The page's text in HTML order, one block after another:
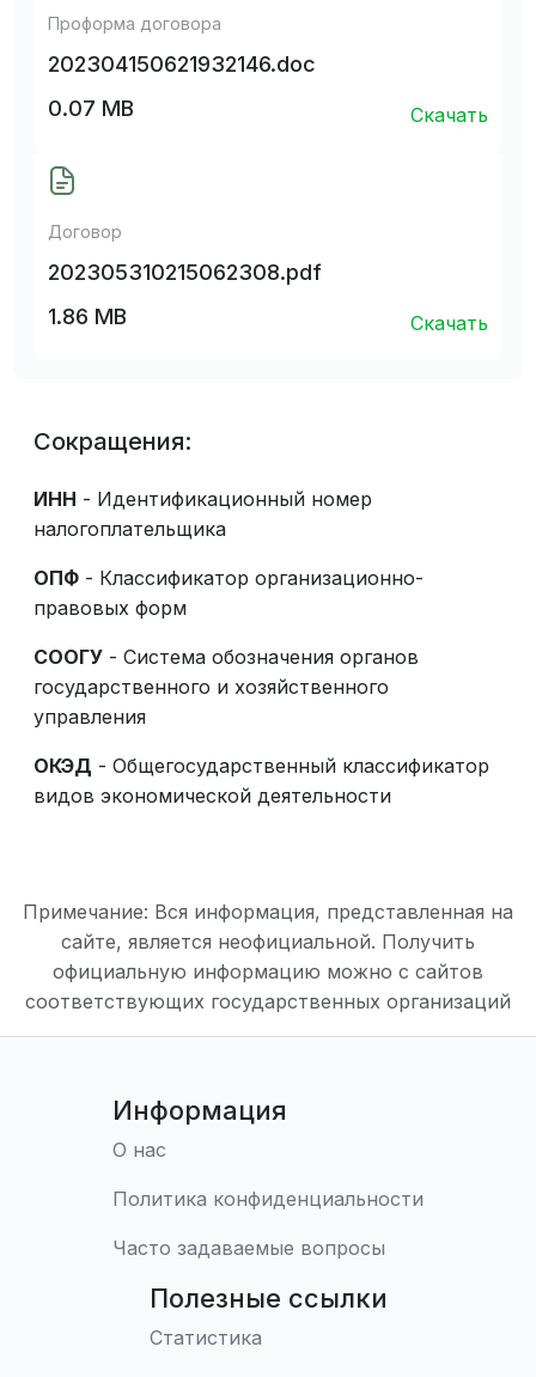
Проформа договора
202304150621932146.doc
0.07 MB
Скачать
Договор
202305310215062308.pdf
1.86 MB
Скачать
Сокращения:
ИНН - Идентификационный номер
налогоплательщика
ОПФ - Классификатор организационно-
правовых форм
СООГУ - Система обозначения органов
государственного и хозяйственного
управления
ОКЭД - Общегосударственный классификатор
видов экономической деятельности
Примечание: Вся информация, представленная на
сайте, является неофициальной. Получить
официальную информацию можно с сайтов
соответствующих государственных организаций
Информация
О нас
Политика конфиденциальности
Часто задаваемые вопросы
Полезные ссылки
Статистика